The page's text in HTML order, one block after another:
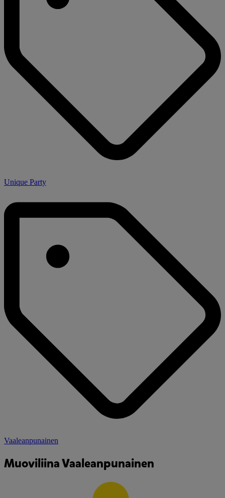
Unique Party
Vaaleanpunainen
Muoviliina Vaaleanpunainen